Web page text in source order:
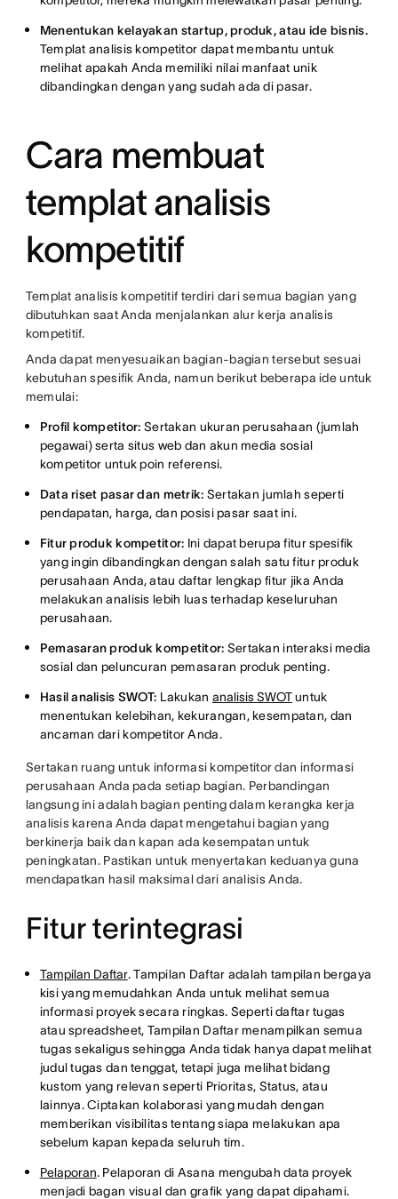
Menentukan kelayakan startup, produk, atau ide bisnis.
Templat analisis kompetitor dapat membantu untuk
melihat apakah Anda memiliki nilai manfaat unik
dibandingkan dengan yang sudah ada di pasar.
Cara membuat
templat analisis
kompetitif
Templat analisis kompetitif terdiri dari semua bagian yang
dibutuhkan saat Anda menjalankan alur kerja analisis
kompetitif.
Anda dapat menyesuaikan bagian-bagian tersebut sesuai
kebutuhan spesifik Anda, namun berikut beberapa ide untuk
memulai:
Profil kompetitor: Sertakan ukuran perusahaan (jumlah
pegawai) serta situs web dan akun media sosial
kompetitor untuk poin referensi.
Data riset pasar dan metrik: Sertakan jumlah seperti
pendapatan, harga, dan posisi pasar saat ini.
Fitur produk kompetitor: Ini dapat berupa fitur spesifik
yang ingin dibandingkan dengan salah satu fitur produk
perusahaan Anda, atau daftar lengkap fitur jika Anda
melakukan analisis lebih luas terhadap keseluruhan
perusahaan.
Pemasaran produk kompetitor: Sertakan interaksi media
sosial dan peluncuran pemasaran produk penting.
Hasil analisis SWOT: Lakukan analisis SWOTuntuk
menentukan kelebihan, kekurangan, kesempatan, dan
ancaman dari kompetitor Anda.
Sertakan ruang untuk informasi kompetitor dan informasi
perusahaan Anda pada setiap bagian. Perbandingan
langsung ini adalah bagian penting dalam kerangka kerja
analisis karena Anda dapat mengetahui bagian yang
berkinerja baik dan kapan ada kesempatan untuk
peningkatan. Pastikan untuk menyertakan keduanya guna
mendapatkan hasil maksimal dari analisis Anda.
Fitur terintegrasi
Tampilan Daftar. Tampilan Daftar adalah tampilan bergaya
kisi yang memudahkan Anda untuk melihat semua
informasi proyek secara ringkas. Seperti daftar tugas
atau spreadsheet, Tampilan Daftar menampilkan semua
tugas sekaligus sehingga Anda tidak hanya dapat melihat
judul tugas dan tenggat, tetapi juga melihat bidang
kustom yang relevan seperti Prioritas, Status, atau
lainnya. Ciptakan kolaborasi yang mudah dengan
memberikan visibilitas tentang siapa melakukan apa
sebelum kapan kepada seluruh tim.
Pelaporan. Pelaporan di Asana mengubah data proyek
menjadi bagan visual dan grafik yang dapat dipahami.